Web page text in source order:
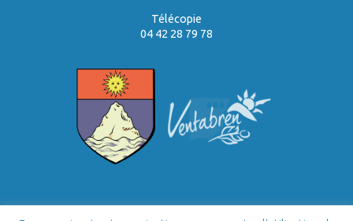
Télécopie
04 42 28 79 78
Tous droits réservés ©2026 - Ville de Ventabren. Site conçu et réalisé